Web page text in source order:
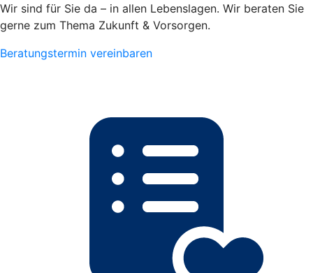
Wir sind für Sie da – in allen Lebenslagen. Wir beraten Sie
gerne zum Thema Zukunft & Vorsorgen.
Beratungstermin vereinbaren